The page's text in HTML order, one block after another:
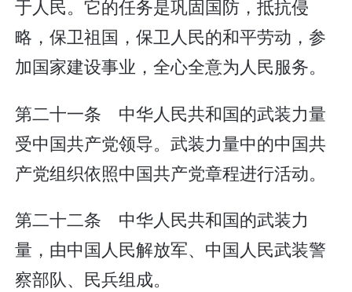
于人民。它的任务是巩固国防，抵抗侵
略，保卫祖国，保卫人民的和平劳动，参
加国家建设事业，全心全意为人民服务。
第二十一条 中华人民共和国的武装力量
受中国共产党领导。武装力量中的中国共
产党组织依照中国共产党章程进行活动。
第二十二条 中华人民共和国的武装力
量，由中国人民解放军、中国人民武装警
察部队、民兵组成。